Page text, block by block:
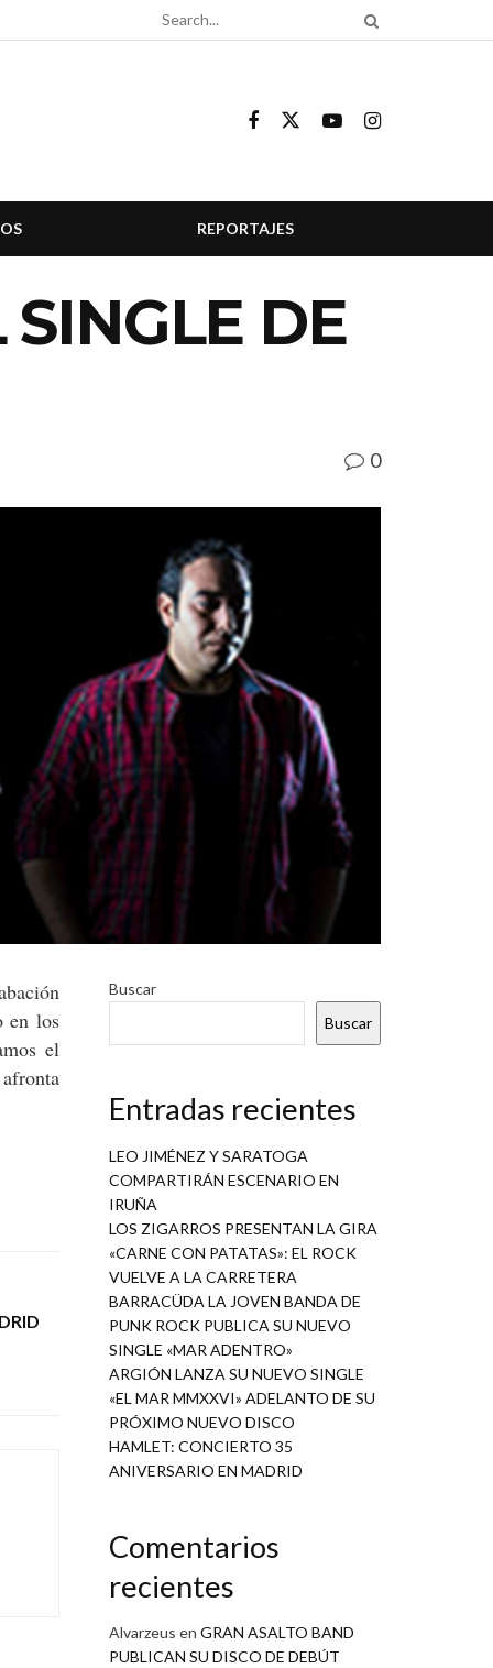
REPORTAJES
DE
0
en los
el
Buscar
Buscar
Entradas recientes
LEO JIMÉNEZ Y SARATOGA
COMPARTIRÁN ESCENARIO EN
IRUÑA
LOS ZIGARROS PRESENTAN LA GIRA
«CARNE CON PATATAS»: EL ROCK
VUELVE A LA CARRETERA
BARRACÜDA LA JOVEN BANDA DE
PUNK ROCK PUBLICA SU NUEVO
SINGLE «MAR ADENTRO»
ARGIÓN LANZA SU NUEVO SINGLE
«EL MAR MMXXVI» ADELANTO DE SU
PRÓXIMO NUEVO DISCO
HAMLET: CONCIERTO 35
ANIVERSARIO EN MADRID
Comentarios
recientes
Alvarzeus en GRAN ASALTO BAND
PUBLICAN SU DISCO DE DEBÚT